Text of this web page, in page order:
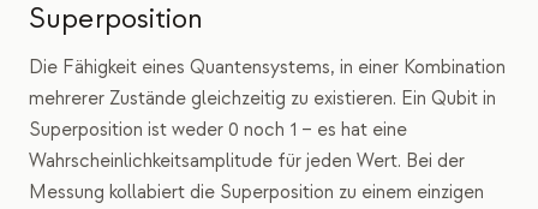
Communities
Quantensicherheit
ÜBER UNS
Superposition
Die Fähigkeit eines Quantensystems, in einer Kombination
mehrerer Zustände gleichzeitig zu existieren. Ein Qubit in
Superposition ist weder 0 noch 1 – es hat eine
Wahrscheinlichkeitsamplitude für jeden Wert. Bei der
Messung kollabiert die Superposition zu einem einzigen